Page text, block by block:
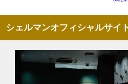
シェルマンオフィシャルサイ